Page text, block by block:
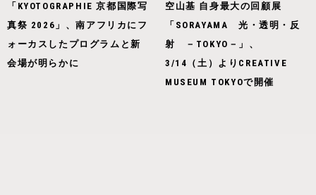
「KYOTOGRAPHIE 京都国際写
真祭 2026」、南アフリカにフ
ォーカスしたプログラムと新
会場が明らかに
空山基 自身最大の回顧展
「SORAYAMA 光・透明・反
射 －TOKYO－」、
3/14（土）よりCREATIVE
MUSEUM TOKYOで開催